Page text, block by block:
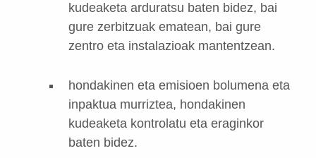
kudeaketa arduratsu baten bidez, bai
gure zerbitzuak ematean, bai gure
zentro eta instalazioak mantentzean.
hondakinen eta emisioen bolumena eta
inpaktua murriztea, hondakinen
kudeaketa kontrolatu eta eraginkor
baten bidez.